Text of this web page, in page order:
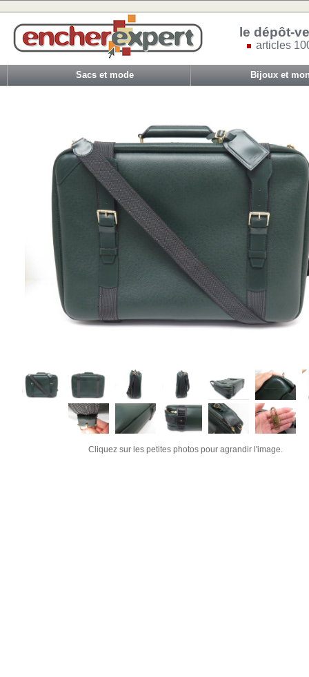
le dépôt-
articles
Sacs et mode Bijoux et
Cliquez sur les petites photos pour agrandir l'image.